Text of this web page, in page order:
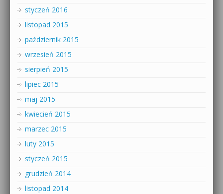
styczeń 2016
listopad 2015
październik 2015
wrzesień 2015
sierpień 2015
lipiec 2015
maj 2015
kwiecień 2015
marzec 2015
luty 2015
styczeń 2015
grudzień 2014
listopad 2014